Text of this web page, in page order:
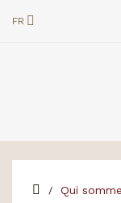
FR
Qui